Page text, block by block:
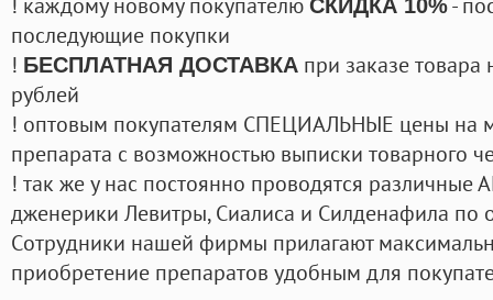
СКИДКА 10%
последующие покупки
! БЕСПЛАТНАЯ ДОСТАВКА при заказе
рублей
! оптовым покупателям СПЕЦИАЛЬНЫЕ цены на
препарата с возможностью выписки товарного
! так же у нас постоянно проводятся
дженерики Левитры, Сиалиса и Силденафила по
Cотрудники нашей фирмы прилагают
приобретение препаратов удобным для